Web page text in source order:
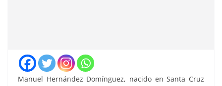
Manuel Hernández Domínguez, nacido en Santa Cruz